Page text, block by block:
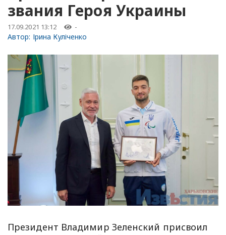
звания Героя Украины
17.09.2021 13:12 -
Автор: Ірина Куліченко
Президент Владимир Зеленский присвоил